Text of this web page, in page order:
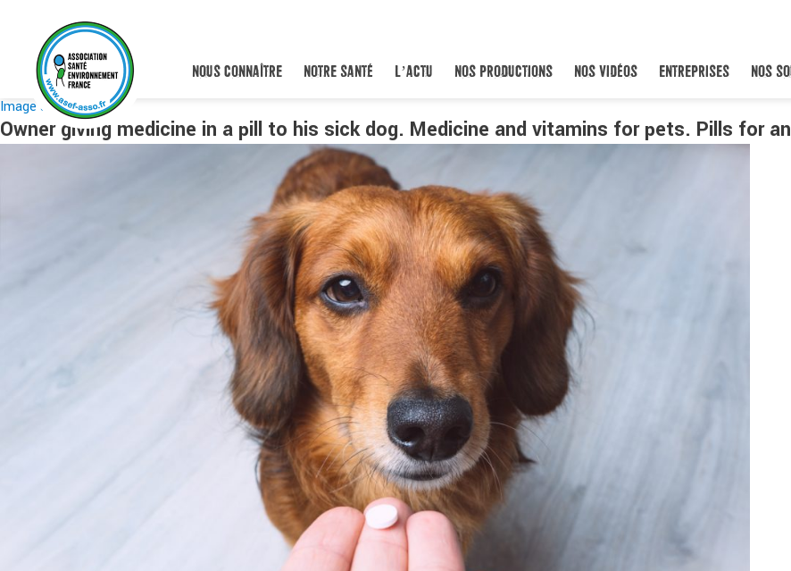
NOUS CONNAÎTRE NOTRE SANTÉ L’ACTU NOS PRODUCTIONS NOS VIDÉOS ENTREPRISES NOS
Image suivante
Owner giving medicine in a pill to his sick dog. Medicine and vitamins for pets. Pills for